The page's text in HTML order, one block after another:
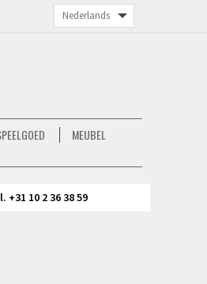
MEUBEL
+31 10 2 36 38 59